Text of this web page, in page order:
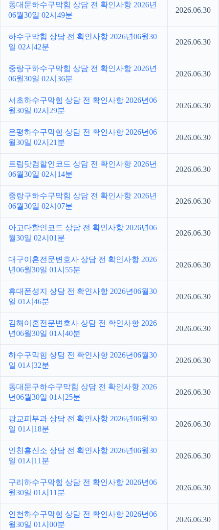
동대문하수구막힘 상담 전 확인사항 2026년
06월30일 02시49분
2026.06.30
하수구막힘 상담 전 확인사항 2026년06월30
일 02시42분
2026.06.30
중랑구하수구막힘 상담 전 확인사항 2026년
06월30일 02시36분
2026.06.30
서초하수구막힘 상담 전 확인사항 2026년06
월30일 02시29분
2026.06.30
은평하수구막힘 상담 전 확인사항 2026년06
월30일 02시21분
2026.06.30
트립닷컴할인코드 상담 전 확인사항 2026년
06월30일 02시14분
2026.06.30
중랑구하수구막힘 상담 전 확인사항 2026년
06월30일 02시07분
2026.06.30
아고다할인코드 상담 전 확인사항 2026년06
월30일 02시01분
2026.06.30
대구이혼전문변호사 상담 전 확인사항 2026
년06월30일 01시55분
2026.06.30
휴대폰성지 상담 전 확인사항 2026년06월30
일 01시46분
2026.06.30
김해이혼전문변호사 상담 전 확인사항 2026
년06월30일 01시40분
2026.06.30
하수구막힘 상담 전 확인사항 2026년06월30
일 01시32분
2026.06.30
동대문구하수구막힘 상담 전 확인사항 2026
년06월30일 01시25분
2026.06.30
광교피부과 상담 전 확인사항 2026년06월30
일 01시18분
2026.06.30
인천흥신소 상담 전 확인사항 2026년06월30
일 01시11분
2026.06.30
구리하수구막힘 상담 전 확인사항 2026년06
월30일 01시11분
2026.06.30
인천하수구막힘 상담 전 확인사항 2026년06
월30일 01시00분
2026.06.30